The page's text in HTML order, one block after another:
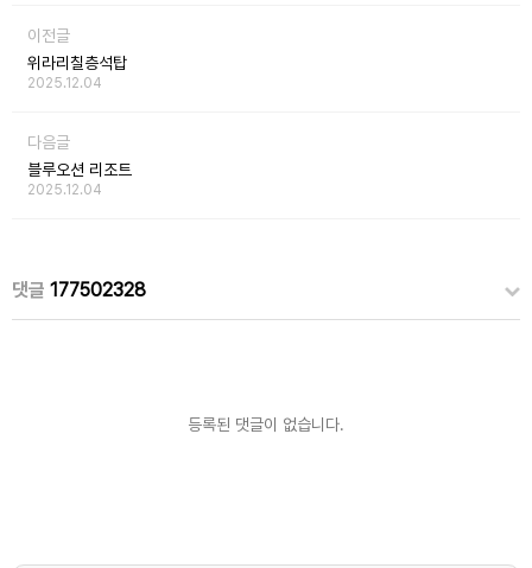
이전글
위라리칠층석탑
2025.12.04
다음글
블루오션 리조트
2025.12.04
댓글 177502328
등록된 댓글이 없습니다.